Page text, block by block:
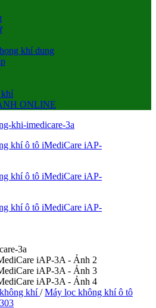
khí dung
ONLINE
khí/ Máy lọc không khí ô tô